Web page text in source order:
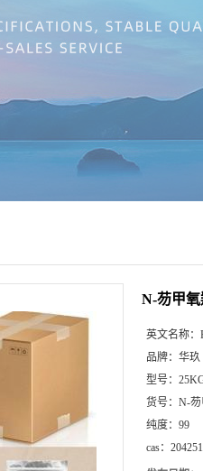
N-芴甲
英文名称：
品牌： 华玖
型号：
货号： N-
纯度： 99
cas：